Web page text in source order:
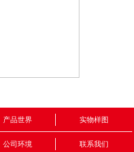
产品世界 实物样图
公司环境 联系我们